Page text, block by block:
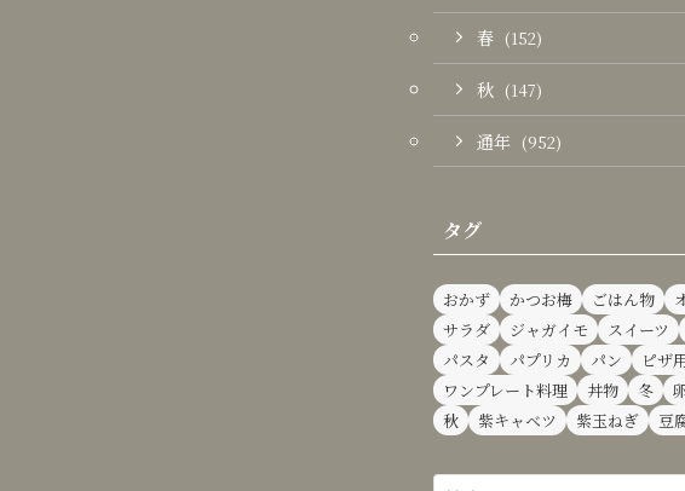
春 (152)
秋 (147)
通年 (952)
タグ
おかず かつお梅 ごはん物
サラダ
ジャガイモ
スイーツ
パスタ
パプリカ パン
ピザ
ワンプレート料理
丼物 冬
秋
紫キャベツ 紫玉ねぎ 豆